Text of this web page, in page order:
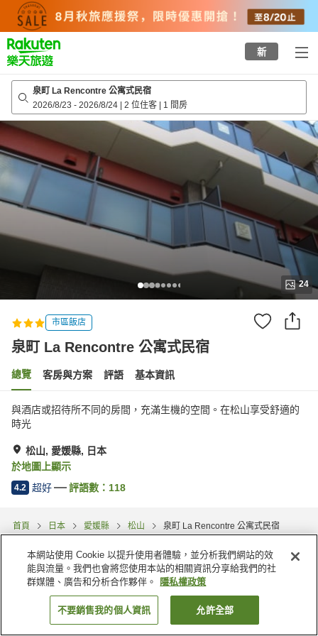
top
page
新
泉町 La Rencontre 公寓式民宿
2026/8/23 - 2026/8/24 | 2 位住客 | 1 間房
24
市區飯店
泉町 La Rencontre 公寓式民宿
總覽 客房與方案 評語 基本資訊
與酒店或招待所不同的房間，充滿生機的空間。在松山享受舒適的
時光
松山, 愛媛縣, 日本
於地圖上顯示
4.2 超好 評語數： 118
首頁 日本 愛媛縣 松山 泉町 La Rencontre 公寓式民宿
找客房
本網站使用 Cookie 以提升使用者體驗，並分析我們網站的效
能與流量。我們也會將您使用本站的相關資訊分享給我們的社
群媒體、廣告和分析合作夥伴。
隱私權政策
不要銷售我的個人資訊 允許全部